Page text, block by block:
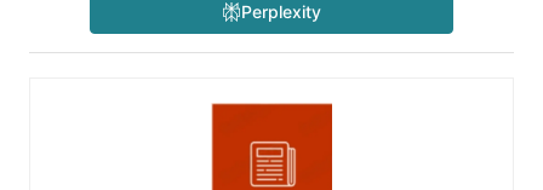
Perplexity